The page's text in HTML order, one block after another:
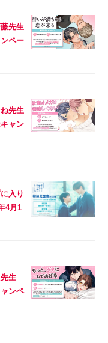
先生
ペー
先生
ャン
入り
4月1
生
ンペ